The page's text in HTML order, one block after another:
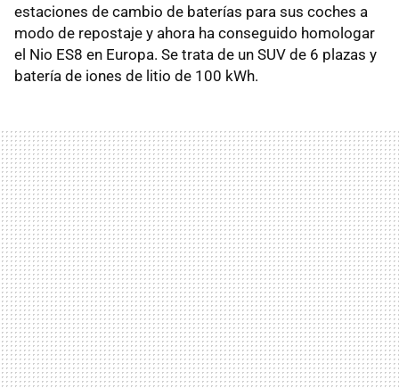
estaciones de cambio de baterías para sus coches a
modo de repostaje y ahora ha conseguido homologar
el Nio ES8 en Europa. Se trata de un SUV de 6 plazas y
batería de iones de litio de 100 kWh.